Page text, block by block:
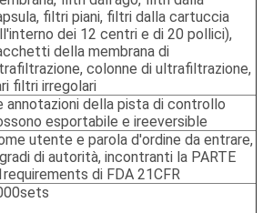
filtri piani, filtri dalla cartuccia
dei 12 centri e di 20 pollici),
della membrana di
colonne di ultrafiltrazione,
filtri irregolari
annotazioni della pista di controllo
esportabile e ireeversible
utente e parola d'ordine da entrare,
di autorità, incontranti la PARTE
di FDA 21CFR